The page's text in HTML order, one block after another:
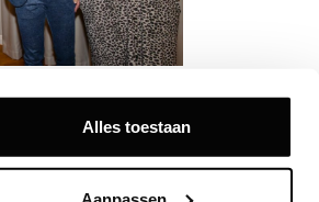
Alles toestaan